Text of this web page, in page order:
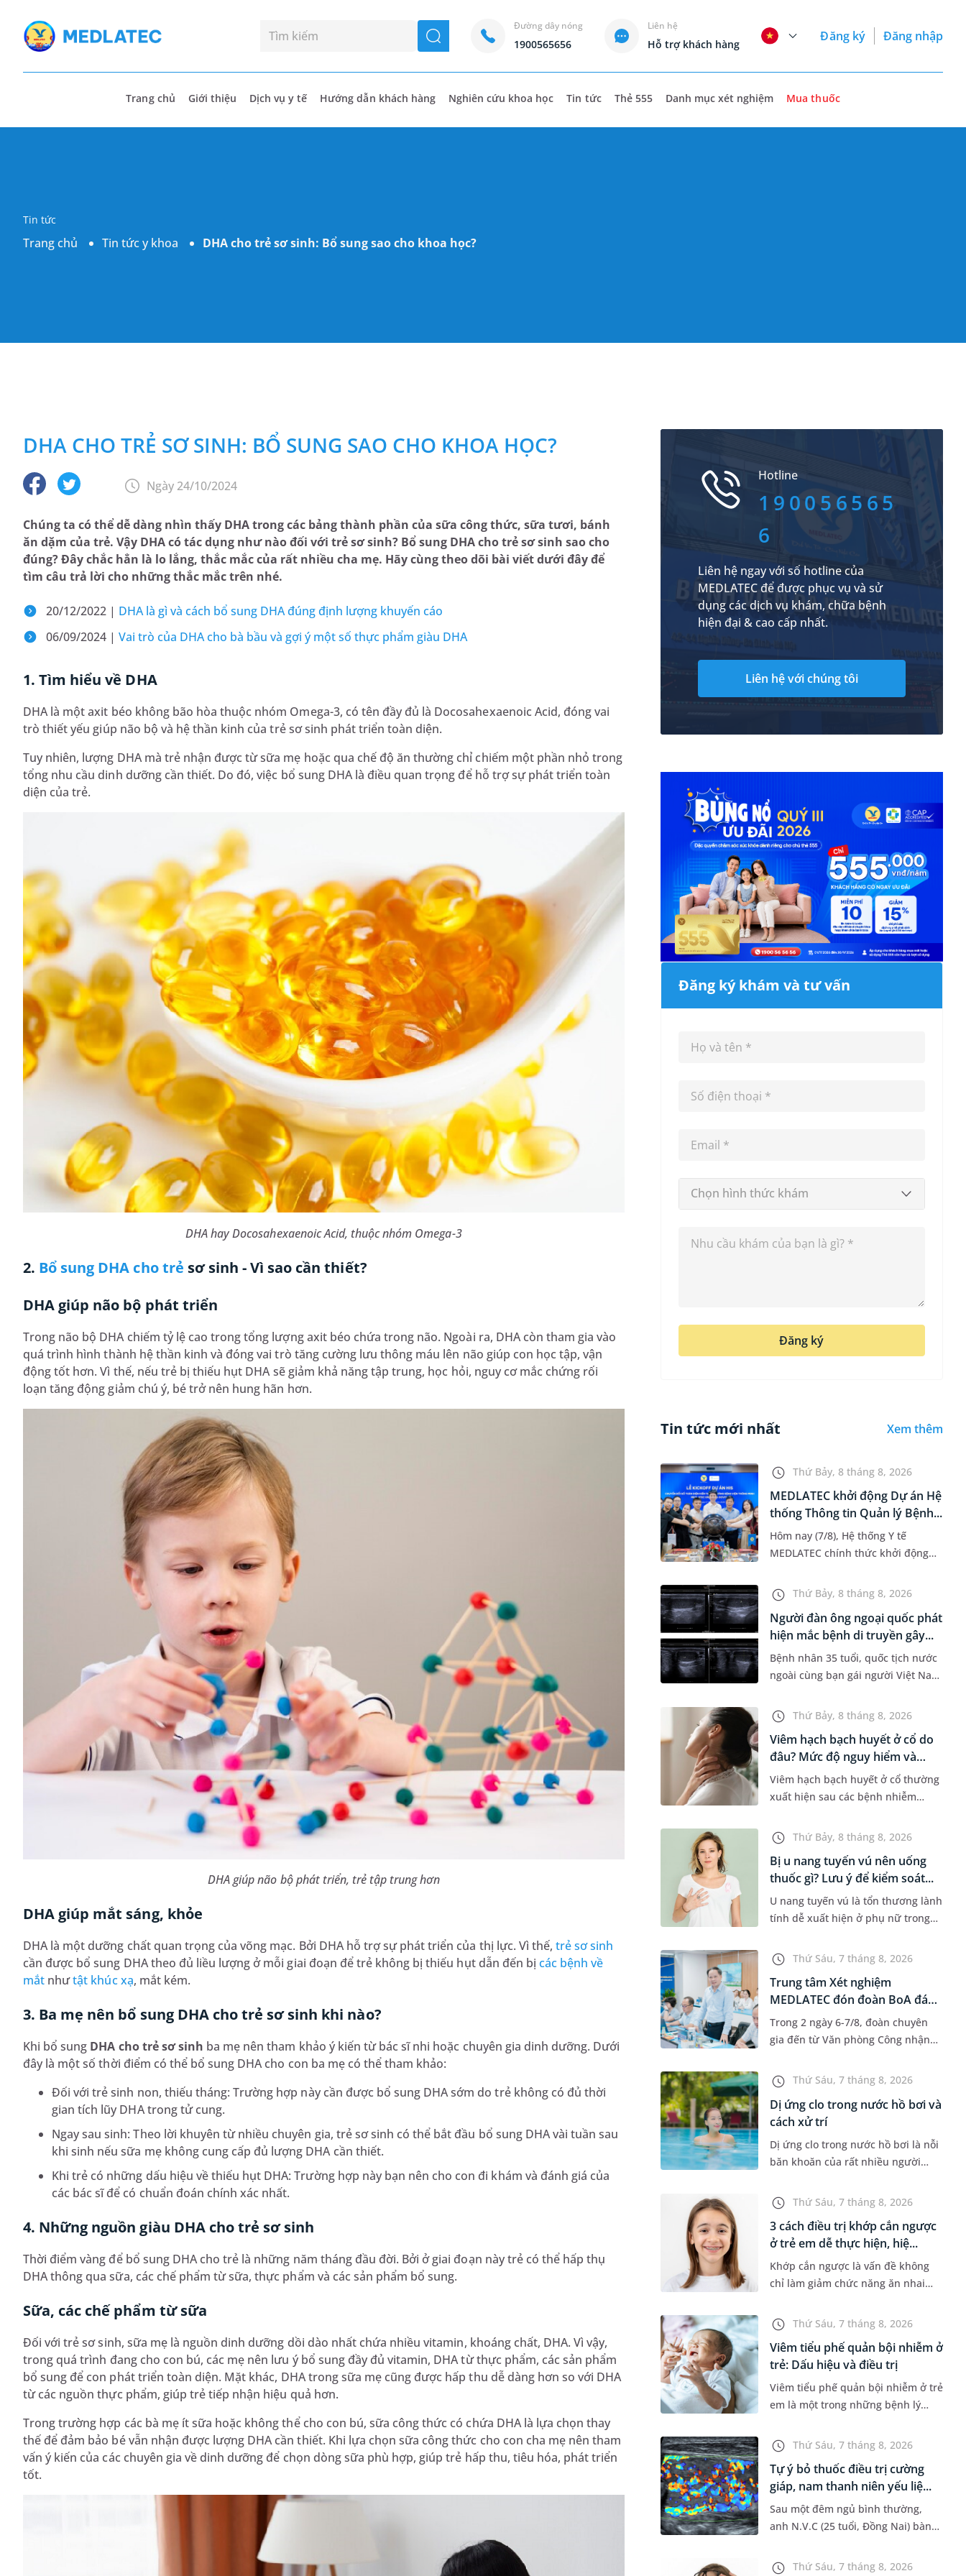
seach
Đường dây nóng
1900565656
Liên hệ
Hỗ trợ khách hàng
Đăng ký Đăng nhập
Trang chủ Giới thiệu Dịch vụ y tế Hướng dẫn khách hàng Nghiên cứu khoa học Tin tức Thẻ 555 Danh mục xét nghiệm Mua thuốc
Tin tức
Trang chủ Tin tức y khoa DHA cho trẻ sơ sinh: Bổ sung sao cho khoa học?
DHA CHO TRẺ SƠ SINH: BỔ SUNG SAO CHO KHOA HỌC?
Ngày 24/10/2024
Chúng ta có thể dễ dàng nhìn thấy DHA trong các bảng thành phần của sữa công thức, sữa tươi, bánh
ăn dặm của trẻ. Vậy DHA có tác dụng như nào đối với trẻ sơ sinh? Bổ sung DHA cho trẻ sơ sinh sao cho
đúng? Đây chắc hẳn là lo lắng, thắc mắc của rất nhiều cha mẹ. Hãy cùng theo dõi bài viết dưới đây để
tìm câu trả lời cho những thắc mắc trên nhé.
20/12/2022 | DHA là gì và cách bổ sung DHA đúng định lượng khuyến cáo
06/09/2024 | Vai trò của DHA cho bà bầu và gợi ý một số thực phẩm giàu DHA
1. Tìm hiểu về DHA
DHA là một axit béo không bão hòa thuộc nhóm Omega-3, có tên đầy đủ là Docosahexaenoic Acid, đóng vai
trò thiết yếu giúp não bộ và hệ thần kinh của trẻ sơ sinh phát triển toàn diện.
Tuy nhiên, lượng DHA mà trẻ nhận được từ sữa mẹ hoặc qua chế độ ăn thường chỉ chiếm một phần nhỏ trong
tổng nhu cầu dinh dưỡng cần thiết. Do đó, việc bổ sung DHA là điều quan trọng để hỗ trợ sự phát triển toàn
diện của trẻ.
DHA hay Docosahexaenoic Acid, thuộc nhóm Omega-3
2. Bổ sung DHA cho trẻ sơ sinh - Vì sao cần thiết?
DHA giúp não bộ phát triển
Trong não bộ DHA chiếm tỷ lệ cao trong tổng lượng axit béo chứa trong não. Ngoài ra, DHA còn tham gia vào
quá trình hình thành hệ thần kinh và đóng vai trò tăng cường lưu thông máu lên não giúp con học tập, vận
động tốt hơn. Vì thế, nếu trẻ bị thiếu hụt DHA sẽ giảm khả năng tập trung, học hỏi, nguy cơ mắc chứng rối
loạn tăng động giảm chú ý, bé trở nên hung hãn hơn.
DHA giúp não bộ phát triển, trẻ tập trung hơn
DHA giúp mắt sáng, khỏe
DHA là một dưỡng chất quan trọng của võng mạc. Bởi DHA hỗ trợ sự phát triển của thị lực. Vì thế,trẻ sơ sinh
cần được bổ sung DHA theo đủ liều lượng ở mỗi giai đoạn để trẻ không bị thiếu hụt dẫn đến bị các bệnh về
mắt nhưtật khúc xạ, mắt kém.
3. Ba mẹ nên bổ sung DHA cho trẻ sơ sinh khi nào?
Khi bổ sung DHA cho trẻ sơ sinh ba mẹ nên tham khảo ý kiến từ bác sĩ nhi hoặc chuyên gia dinh dưỡng. Dưới
đây là một số thời điểm có thể bổ sung DHA cho con ba mẹ có thể tham khảo:
Đối với trẻ sinh non, thiếu tháng: Trường hợp này cần được bổ sung DHA sớm do trẻ không có đủ thời
gian tích lũy DHA trong tử cung.
Ngay sau sinh: Theo lời khuyên từ nhiều chuyên gia, trẻ sơ sinh có thể bắt đầu bổ sung DHA vài tuần sau
khi sinh nếu sữa mẹ không cung cấp đủ lượng DHA cần thiết.
Khi trẻ có những dấu hiệu về thiếu hụt DHA: Trường hợp này bạn nên cho con đi khám và đánh giá của
các bác sĩ để có chuẩn đoán chính xác nhất.
4. Những nguồn giàu DHA cho trẻ sơ sinh
Thời điểm vàng để bổ sung DHA cho trẻ là những năm tháng đầu đời. Bởi ở giai đoạn này trẻ có thể hấp thụ
DHA thông qua sữa, các chế phẩm từ sữa, thực phẩm và các sản phẩm bổ sung.
Sữa, các chế phẩm từ sữa
Đối với trẻ sơ sinh, sữa mẹ là nguồn dinh dưỡng dồi dào nhất chứa nhiều vitamin, khoáng chất, DHA. Vì vậy,
trong quá trình đang cho con bú, các mẹ nên lưu ý bổ sung đầy đủ vitamin, DHA từ thực phẩm, các sản phẩm
bổ sung để con phát triển toàn diện. Mặt khác, DHA trong sữa mẹ cũng được hấp thu dễ dàng hơn so với DHA
từ các nguồn thực phẩm, giúp trẻ tiếp nhận hiệu quả hơn.
Trong trường hợp các bà mẹ ít sữa hoặc không thể cho con bú, sữa công thức có chứa DHA là lựa chọn thay
thế để đảm bảo bé vẫn nhận được lượng DHA cần thiết. Khi lựa chọn sữa công thức cho con cha mẹ nên tham
vấn ý kiến của các chuyên gia về dinh dưỡng để chọn dòng sữa phù hợp, giúp trẻ hấp thu, tiêu hóa, phát triển
tốt.
Hotline
190056565
6
Liên hệ ngay với số hotline của
MEDLATEC để được phục vụ và sử
dụng các dịch vụ khám, chữa bệnh
hiện đại & cao cấp nhất.
Liên hệ với chúng tôi
Đăng ký khám và tư vấn
Chọn hình thức khám
Đăng ký
Tin tức mới nhất Xem thêm
Thứ Bảy, 8 tháng 8, 2026
MEDLATEC khởi động Dự án Hệ
thống Thông tin Quản lý Bệnh...
Hôm nay (7/8), Hệ thống Y tế
MEDLATEC chính thức khởi động
Bệnh viện (HIS - Hospital
Information System) giai đoạn mới.
Dự á...
Thứ Bảy, 8 tháng 8, 2026
Người đàn ông ngoại quốc phát
hiện mắc bệnh di truyền gây...
Bệnh nhân 35 tuổi, quốc tịch nước
ngoài cùng bạn gái người Việt Nam
hôn nhân. Qua thăm khám và làm
các xét nghiệm chuyên sâu,...
Thứ Bảy, 8 tháng 8, 2026
Viêm hạch bạch huyết ở cổ do
đâu? Mức độ nguy hiểm và
phư...
Viêm hạch bạch huyết ở cổ thường
xuất hiện sau các bệnh nhiễm
đến lao hạch hoặc ung thư. Để tìm
hiểu nguyên nhân gây viêm,...
Thứ Bảy, 8 tháng 8, 2026
Bị u nang tuyến vú nên uống
thuốc gì? Lưu ý để kiểm soát...
U nang tuyến vú là tổn thương lành
tính dễ xuất hiện ở phụ nữ trong
mắc bệnh, nhiều người thường
băn khoăn u nang tuyến v...
Thứ Sáu, 7 tháng 8, 2026
Trung tâm Xét nghiệm
MEDLATEC đón đoàn BoA đánh
giá giám...
Trong 2 ngày 6-7/8, đoàn chuyên
gia đến từ Văn phòng Công nhận
nhận và đánh giá cao nỗ lực duy trì
hệ thống quản lý chất lượ...
Thứ Sáu, 7 tháng 8, 2026
Dị ứng clo trong nước hồ bơi và
cách xử trí
Dị ứng clo trong nước hồ bơi là nỗi
băn khoăn của rất nhiều người
trường hợp thường xuyên bơi ở
những hồ bơi nhân tạo. Bài v...
Thứ Sáu, 7 tháng 8, 2026
3 cách điều trị khớp cắn ngược
ở trẻ em dễ thực hiện, hiệ...
Khớp cắn ngược là vấn đề không
chỉ làm giảm chức năng ăn nhai
đối của khuôn mặt. Do đó, cần khắc
phục sớm tình trạng này để...
Thứ Sáu, 7 tháng 8, 2026
Viêm tiểu phế quản bội nhiễm ở
trẻ: Dấu hiệu và điều trị
Viêm tiểu phế quản bội nhiễm ở trẻ
em là một trong những bệnh lý
bùng phát vào thời điểm giao mùa.
Khi những tổn thương ban đầ...
Thứ Sáu, 7 tháng 8, 2026
Tự ý bỏ thuốc điều trị cường
giáp, nam thanh niên yếu liệ...
Sau một đêm ngủ bình thường,
anh N.V.C (25 tuổi, Đồng Nai) bàng
không thể vận động đi lại được. Kết
Thứ Sáu, 7 tháng 8, 2026